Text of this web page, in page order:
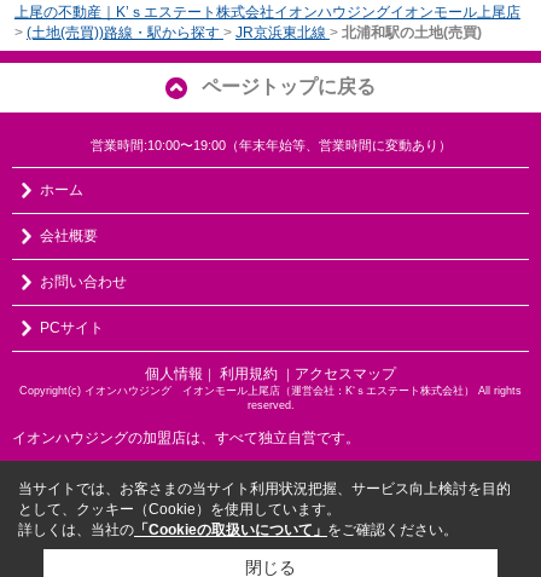
上尾の不動産｜K’ｓエステート株式会社イオンハウジングイオンモール上尾店
> (土地(売買))路線・駅から探す > JR京浜東北線 > 北浦和駅の土地(売買)
ページトップに戻る
営業時間:10:00〜19:00（年末年始等、営業時間に変動あり）
ホーム
会社概要
お問い合わせ
PCサイト
個人情報 ｜ 利用規約 ｜ アクセスマップ
Copyright(c) イオンハウジング イオンモール上尾店（運営会社：K‘ｓエステート株式会社） All rights
reserved.
イオンハウジングの加盟店は、すべて独立自営です。
当サイトでは、お客さまの当サイト利用状況把握、サービス向上検討を目的
として、クッキー（Cookie）を使用しています。
詳しくは、当社の 「Cookieの取扱いについて」 をご確認ください。
閉じる